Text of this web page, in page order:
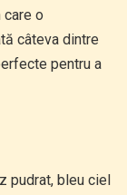
o
câteva dintre
pentru a
pudrat, bleu ciel